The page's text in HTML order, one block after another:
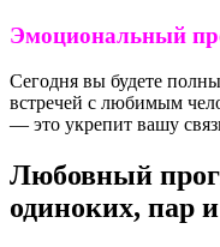
Эмоциональный
Сегодня вы будете
встречей с любимым
— это укрепит вашу
Любовный
одиноких, пар